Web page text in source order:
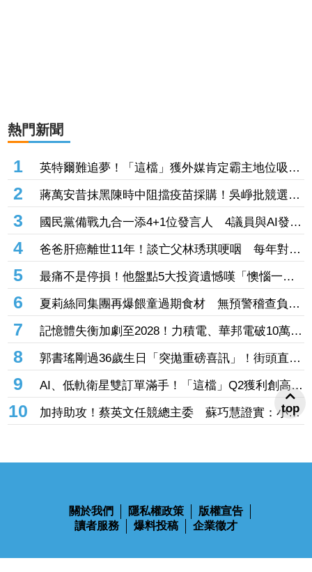
熱門新聞
1
英特爾難追夢！「這檔」獲外媒肯定霸主地位吸
290億奪成交王 南亞科擴產、單月營收創高同受
矚
2
蔣萬安昔抹黑陳時中阻擋疫苗採購！吳崢批競選手
法一致：操作陰謀論傷害社會
3
國民黨備戰九合一添4+1位發言人 4議員與AI發言
人鄭小文入陣
4
爸爸肝癌離世11年！談亡父林琇琪哽咽 每年對遺
物說「父親節快樂」
5
最痛不是停損！他盤點5大投資遺憾嘆「懊惱一輩
子」 網笑：乖乖把錢存銀行
6
夏莉絲同集團再爆餵童過期食材 無預警稽查負責
人卻在場等？蔣萬安回應了
7
記憶體失衡加劇至2028！力積電、華邦電破10萬張
買單瘋搶 「面板指標廠」甜甜價出現暫居成交王
8
郭書瑤剛過36歲生日「突拋重磅喜訊」！街頭直擊
穿緊身旗袍 辣秀大片美背
9
AI、低軌衛星雙訂單滿手！「這檔」Q2獲利創高、
上半年EPS衝2.5元 全年營運看旺
10
加持助攻！蔡英文任競總主委 蘇巧慧證實：小英
早已一口答應
關於我們 隱私權政策
版權宣告
讀者服務
爆料投稿 企業徵才
top